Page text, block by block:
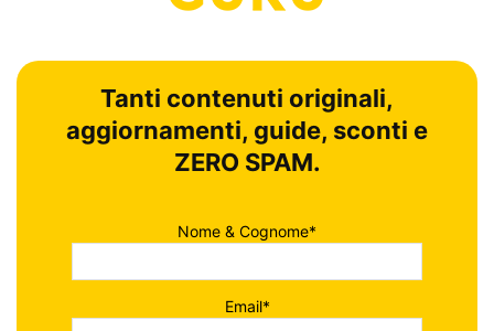
Tanti contenuti originali,
aggiornamenti, guide, sconti e
ZERO SPAM.
Nome & Cognome*
Email*